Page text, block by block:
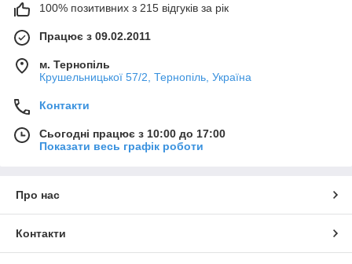
100% позитивних з 215 відгуків за рік
Працює з 09.02.2011
м. Тернопіль
Крушельницької 57/2, Тернопіль, Україна
Контакти
Сьогодні працює з 10:00 до 17:00
Показати весь графік роботи
Про нас
Контакти